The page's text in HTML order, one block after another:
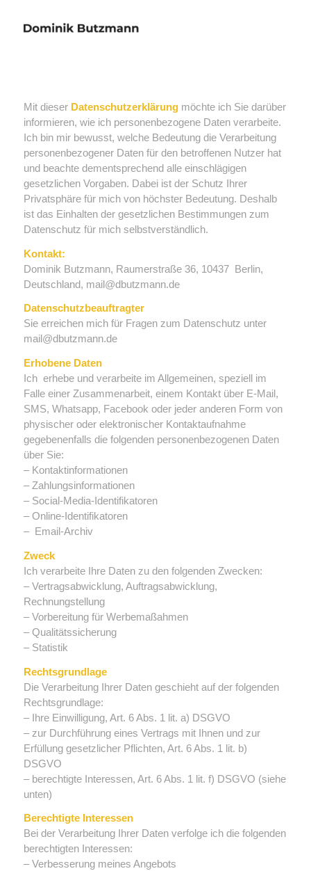
Mit dieser Datenschutzerklärungmöchte ich Sie darüber
informieren, wie ich personenbezogene Daten verarbeite.
Ich bin mir bewusst, welche Bedeutung die Verarbeitung
personenbezogener Daten für den betroffenen Nutzer hat
und beachte dementsprechend alle einschlägigen
gesetzlichen Vorgaben. Dabei ist der Schutz Ihrer
Privatsphäre für mich von höchster Bedeutung. Deshalb
ist das Einhalten der gesetzlichen Bestimmungen zum
Datenschutz für mich selbstverständlich.
Kontakt:
Dominik Butzmann, Raumerstraße 36, 10437 Berlin,
Deutschland, mail@dbutzmann.de
Datenschutzbeauftragter
Sie erreichen mich für Fragen zum Datenschutz unter
mail@dbutzmann.de
Erhobene Daten
Ich erhebe und verarbeite im Allgemeinen, speziell im
Falle einer Zusammenarbeit, einem Kontakt über E-Mail,
SMS, Whatsapp, Facebook oder jeder anderen Form von
physischer oder elektronischer Kontaktaufnahme
gegebenenfalls die folgenden personenbezogenen Daten
über Sie:
– Kontaktinformationen
– Zahlungsinformationen
– Social-Media-Identifikatoren
– Online-Identifikatoren
– Email-Archiv
Zweck
Ich verarbeite Ihre Daten zu den folgenden Zwecken:
– Vertragsabwicklung, Auftragsabwicklung,
Rechnungstellung
– Vorbereitung für Werbemaßahmen
– Qualitätssicherung
– Statistik
Rechtsgrundlage
Die Verarbeitung Ihrer Daten geschieht auf der folgenden
Rechtsgrundlage:
– Ihre Einwilligung, Art. 6 Abs. 1 lit. a) DSGVO
– zur Durchführung eines Vertrags mit Ihnen und zur
Erfüllung gesetzlicher Pflichten, Art. 6 Abs. 1 lit. b)
DSGVO
– berechtigte Interessen, Art. 6 Abs. 1 lit. f) DSGVO (siehe
unten)
Berechtigte Interessen
Bei der Verarbeitung Ihrer Daten verfolge ich die folgenden
berechtigten Interessen:
– Verbesserung meines Angebots